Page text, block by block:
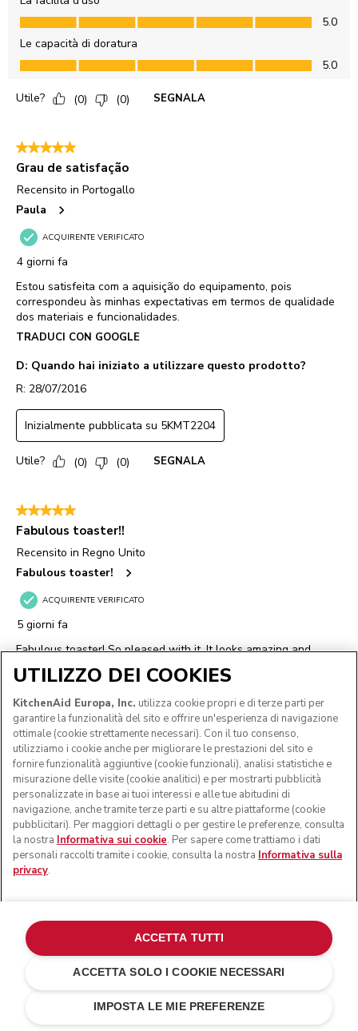
Pistacchio
€ 329,00
Risparmi sui
UTILIZZO DEI COOKIES
KitchenAid Europa, Inc. utilizza cookie propri e di terze parti per
garantire la funzionalità del sito e offrire un'esperienza di navigazione
ottimale (cookie strettamente necessari). Con il tuo consenso,
utilizziamo i cookie anche per migliorare le prestazioni del sito e
fornire funzionalità aggiuntive (cookie funzionali), analisi statistiche e
misurazione delle visite (cookie analitici) e per mostrarti pubblicità
personalizzate in base ai tuoi interessi e alle tue abitudini di
navigazione, anche tramite terze parti e su altre piattaforme (cookie
pubblicitari). Per maggiori dettagli o per gestire le preferenze, consulta
la nostra Informativa sui cookie. Per sapere come trattiamo i dati
personali raccolti tramite i cookie, consulta la nostra Informativa sulla
privacy.
IMPOSTA LE MIE PREFERENZE
ACCETTA SOLO I COOKIE NECESSARI
ACCETTA TUTTI